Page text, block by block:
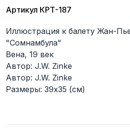
Артикул КРТ-187
Описание
Иллюстрация к балету Жан-
"Сомнамбула"
Вена, 19 век
Автор: J.W. Zinke
Автор: J.W. Zinke
Размеры: 39х35 (см)